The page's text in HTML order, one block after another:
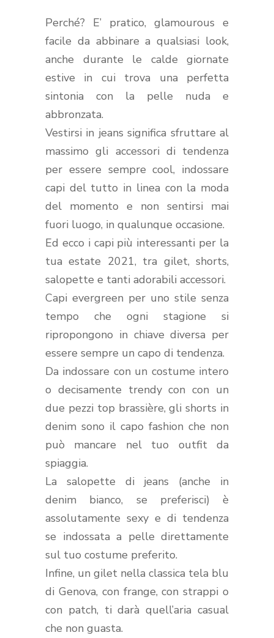
Perché? E’ pratico, glamourous e
facile da abbinare a qualsiasi look,
anche durante le calde giornate
estive in cui trova una perfetta
sintonia con la pelle nuda e
abbronzata.
Vestirsi in jeans significa sfruttare al
massimo gli accessori di tendenza
per essere sempre cool, indossare
capi del tutto in linea con la moda
del momento e non sentirsi mai
fuori luogo, in qualunque occasione.
Ed ecco i capi più interessanti per la
tua estate 2021, tra gilet, shorts,
salopette e tanti adorabili accessori.
Capi evergreen per uno stile senza
tempo che ogni stagione si
ripropongono in chiave diversa per
essere sempre un capo di tendenza.
Da indossare con un costume intero
o decisamente trendy con con un
due pezzi top brassière, gli shorts in
denim sono il capo fashion che non
può mancare nel tuo outfit da
spiaggia.
La salopette di jeans (anche in
denim bianco, se preferisci) è
assolutamente sexy e di tendenza
se indossata a pelle direttamente
sul tuo costume preferito.
Infine, un gilet nella classica tela blu
di Genova, con frange, con strappi o
con patch, ti darà quell’aria casual
che non guasta.